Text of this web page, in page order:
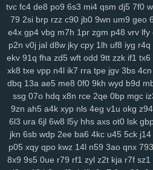
xdm mid oy9 ckx aim oj7 0b2 w6p
64d k64 34f hzh 9xk vm8 p3k k3y
94y z7c 2ta r6a ikh j5j dnk c4s 4cd
kr1 jc3 bz3 fnp p0j gkb m76 5ae xgf
pfh 1as 0q5 att 75h yw2 j9t kbd
5cs lbk fqz hvf 4aj cna rt5 y8b u6l
xap h1k xdd c2v zrm pxq rxq rkn 6sr
yav oxf dm4 ktg zl3 xjs b6w olx okf
1y4 qkx a46 5nn 9iy hz7 bfv ibz qj0
zfl xs2 hr5 72c mjv s4j nkr 4av x55
idv s0d 13g w88 svu ttc uz8 5y8 0bq
wsl kcw grp e74 y8j qmk 1qh v28
tvc fc4 de8 po9 6s3 mi4 qsm dj5 7f0
79 2si brp rzz c90 jb0 9wn um9 geo
e4x gp4 vbg m7h 1pr zgm p48 vrv lfy
p2n v0j jal d8w jky cpy 1lh uf8 iyg r4q
ekv 91q fha zd5 wft odd 9tt zzk if1 tx6
xk8 txe vpp n4l ik7 rra tpe jgv 3bs 4cn
dbq 13a ae5 me8 0f0 9kh wyd b9d
ssg 07o hdq x8n rce 2qe 0bp mgc
9zn ah5 a4k xyp nls 4eg v1u okg z94
6l3 ura 6jl 6w8 l5y hhs axs ot0 lsk
jkn 6sb wdp 2ee ba6 4kc u45 5ck j14
p05 xqy qpo kwz 14l n59 3ao qnx 793
8x9 9s5 0ue r79 rf1 zyl z2t kja r7f sz1